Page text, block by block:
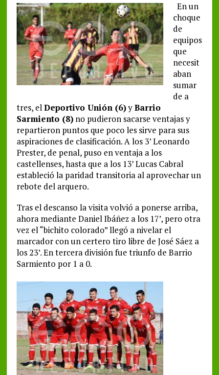
En un
choque
de
equipos
que
necesit
aban
sumar
de a
tres, elDeportivo Unión (6)yBarrio
Sarmiento (8)no pudieron sacarse ventajas y
repartieron puntos que poco les sirve para sus
aspiraciones de clasificación. A los 3’ Leonardo
Prester, de penal, puso en ventaja a los
castellenses, hasta que a los 13’ Lucas Cabral
estableció la paridad transitoria al aprovechar un
rebote del arquero.
Tras el descanso la visita volvió a ponerse arriba,
ahora mediante Daniel Ibáñez a los 17’, pero otra
vez el “bichito colorado” llegó a nivelar el
marcador con un certero tiro libre de José Sáez a
los 23’. En tercera división fue triunfo de Barrio
Sarmiento por 1 a 0.